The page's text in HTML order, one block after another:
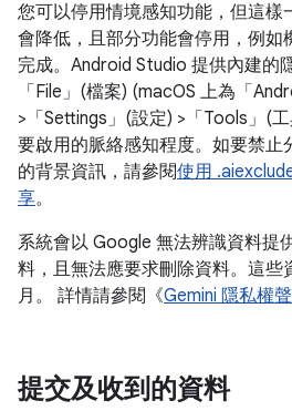
您可以停用情境感知功能，但這樣
會降低，且部分功能會停用，例如
完成。Android Studio 提供內建的
「File」(檔案) (macOS 上為「
>「Settings」(設定) >「Tools」(工
要啟用的脈絡感知程度。如要禁止
的背景資訊，請參閱使用
享。
系統會以 Google 無法辨識資料提
料，且無法應要求刪除資料。這些
月。 詳情請參閱《Gemini 隱私權
提交及收到的資料